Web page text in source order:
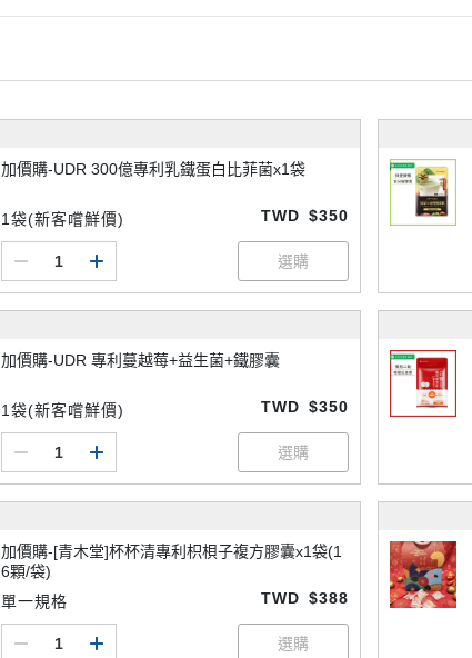
加價購-UDR 300億專利乳鐵蛋白比菲菌x1袋
1袋(新客嚐鮮價) TWD $350
加價購-UDR 專利蔓越莓+益生菌+鐵膠囊
1袋(新客嚐鮮價) TWD $350
加價購-[青木堂]杯杯清專利枳梖子複方膠囊x1袋(1
6顆/袋)
單一規格
TWD $388